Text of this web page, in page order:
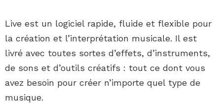
Live est un logiciel rapide, fluide et flexible pour
la création et l’interprétation musicale. Il est
livré avec toutes sortes d’effets, d’instruments,
de sons et d’outils créatifs : tout ce dont vous
avez besoin pour créer n’importe quel type de
musique.